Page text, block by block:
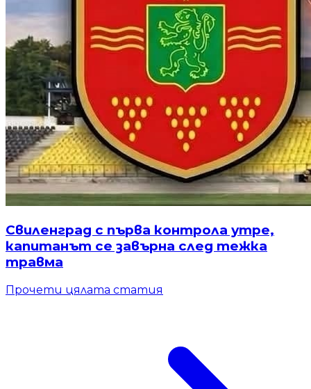
Свиленград с първа контрола утре,
капитанът се завърна след тежка
травма
Прочети цялата статия